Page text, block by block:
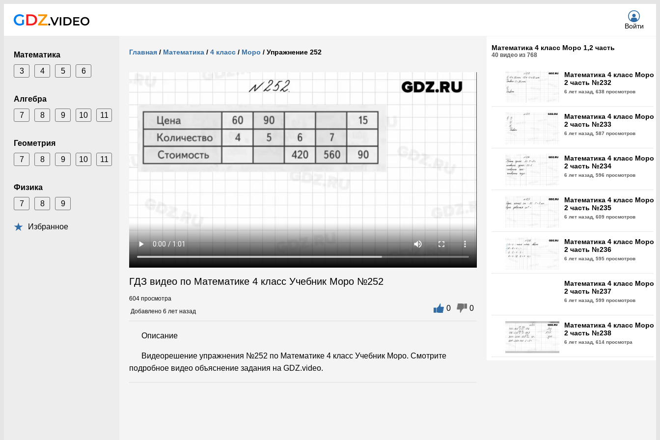
Войти
Математика
3
4 5 6
Алгебра
7
8 9 10 11
Геометрия
7
8 9 10 11
Физика
7
8 9
Избранное
Главная / Математика / 4 класс / Моро / Упражнение 252
ГДЗ видео по Математике 4 класс Учебник Моро №252
604 просмотра
Добавлено 6 лет назад
0 0
Описание
Видеорешение упражнения №252 по Математике 4 класс Учебник Моро. Смотрите
подробное видео объяснение задания на GDZ.video.
Математика 4 класс Моро 1,2 часть
40 видео из 768
Математика 4 класс Моро
2 часть №232
6 лет назад, 638 просмотров
Математика 4 класс Моро
2 часть №233
6 лет назад, 587 просмотров
Математика 4 класс Моро
2 часть №234
6 лет назад, 596 просмотров
Математика 4 класс Моро
2 часть №235
6 лет назад, 609 просмотров
Математика 4 класс Моро
2 часть №236
6 лет назад, 595 просмотров
Математика 4 класс Моро
2 часть №237
6 лет назад, 599 просмотров
Математика 4 класс Моро
2 часть №238
6 лет назад, 614 просмотра